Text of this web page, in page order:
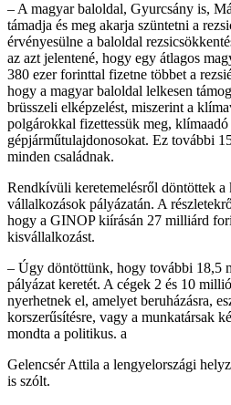
– A magyar baloldal, Gyurcsány is,
támadja és meg akarja szüntetni a
érvényesülne a baloldal
az azt jelentené, hogy egy átlagos
380 ezer forinttal fizetne többet a
hogy a magyar baloldal lelkesen
brüsszeli elképzelést, miszerint a
polgárokkal fizettessük meg, klímaadó
gépjárműtulajdonosokat. Ez további
minden családnak.
Rendkívüli keretemelésről döntöttek a
vállalkozások pályázatán. A
hogy a GINOP kiírásán 27 milliárd
kisvállalkozást.
– Úgy döntöttünk, hogy további 18,5
pályázat keretét. A cégek 2 és 10
nyerhetnek el, amelyet beruházásra,
korszerűsítésre, vagy a munkatársak
mondta a politikus. a
Gelencsér Attila a lengyelországi
is szólt.